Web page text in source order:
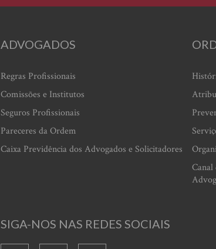
ADVOGADOS
Regras Profissionais
Comissões e Institutos
Seguros Profissionais
Pareceres da Ordem
Caixa Previdência dos Advogados e Solicitadores
Canal
SIGA-NOS NAS REDES SOCIAIS